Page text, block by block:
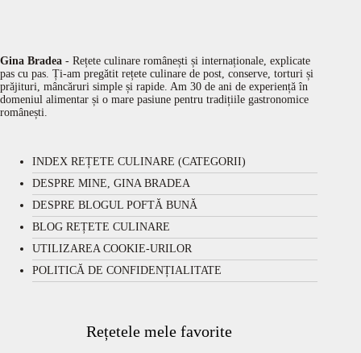
Gina Bradea - Rețete culinare românești și internaționale, explicate
pas cu pas. Ți-am pregătit rețete culinare de post, conserve, torturi și
prăjituri, mâncăruri simple și rapide. Am 30 de ani de experiență în
domeniul alimentar și o mare pasiune pentru tradițiile gastronomice
românești.
INDEX REȚETE CULINARE (CATEGORII)
DESPRE MINE, GINA BRADEA
DESPRE BLOGUL POFTĂ BUNĂ
BLOG REȚETE CULINARE
UTILIZAREA COOKIE-URILOR
POLITICĂ DE CONFIDENȚIALITATE
Rețetele mele favorite